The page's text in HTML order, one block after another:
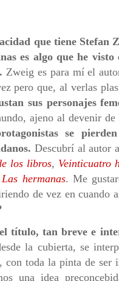
que tiene Stefan
es algo que he
Zweig es para mí el
pero que, al verlas
sus personajes
ajeno al devenir
se
Descubrí al autor
los libros, Veinticuatro
Las hermanas. Me
de vez en cuando
título, tan breve e
la cubierta, se
con toda la pinta de
una idea